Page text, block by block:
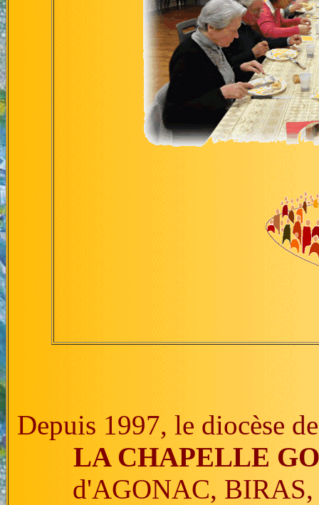
Depuis 1997, le diocèse
LA CHAPELLE
d'AGONAC,